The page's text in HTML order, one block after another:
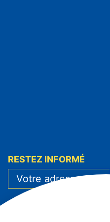
RESTEZ INFORMÉ